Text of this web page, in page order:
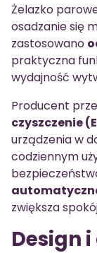
Żelazko
osadzanie się
zastosowano
praktyczna
wydajność
Producent
czyszczenie
urządzenia w
codziennym
zwiększa
Design